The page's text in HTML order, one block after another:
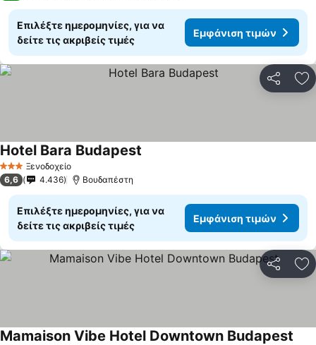
Επιλέξτε ημερομηνίες, για να
δείτε τις ακριβείς τιμές
Εμφάνιση τιμών
3 ΑστέριαΞενοδοχείο
Hotel Bara Budapest
6,6 4.436 Βουδαπέστη
Επιλέξτε ημερομηνίες, για να
δείτε τις ακριβείς τιμές
Εμφάνιση τιμών
Mamaison Vibe Hotel Downtown Budapest